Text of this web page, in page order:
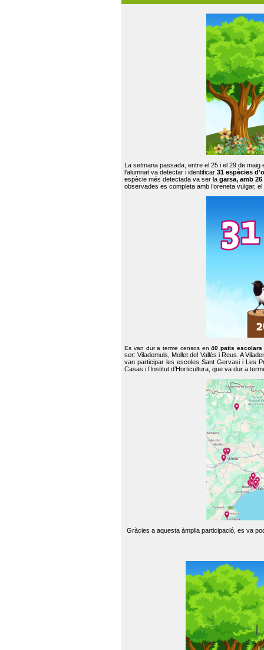
La setmana passada, entre el 25 i el 29 de
l'alumnat va detectar i identificar 31 espècies
espècie més detectada va ser la garsa, amb
observades es completa amb l’oreneta vulgar,
Es van dur a terme censos en40 patis escolars
ser: Vilademuls, Mollet del Vallès i Reus. A
van participar les escoles Sant Gervasi i Les
Casas i l’Institut d’Horticultura, que va dur a
Gràcies a aquesta àmplia participació, es va